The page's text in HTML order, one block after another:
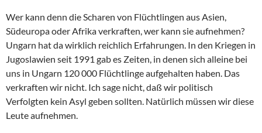
Wer kann denn die Scharen von Flüchtlingen aus Asien,
Südeuropa oder Afrika verkraften, wer kann sie aufnehmen?
Ungarn hat da wirklich reichlich Erfahrungen. In den Kriegen in
Jugoslawien seit 1991 gab es Zeiten, in denen sich alleine bei
uns in Ungarn 120 000 Flüchtlinge aufgehalten haben. Das
verkraften wir nicht. Ich sage nicht, daß wir politisch
Verfolgten kein Asyl geben sollten. Natürlich müssen wir diese
Leute aufnehmen.